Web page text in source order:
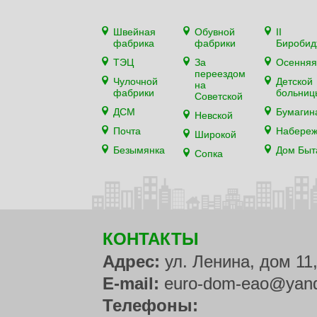
Швейная
фабрика
ТЭЦ
Чулочной
фабрики
ДСМ
Почта
Безымянка
Обувной
фабрики
За
переездом
на
Советской
Невской
Широкой
Сопка
II
Осенняя
Детской
Дом
КОНТАКТЫ
Адрес: ул. Ленина, дом
E-mail: euro-dom-
Телефоны: